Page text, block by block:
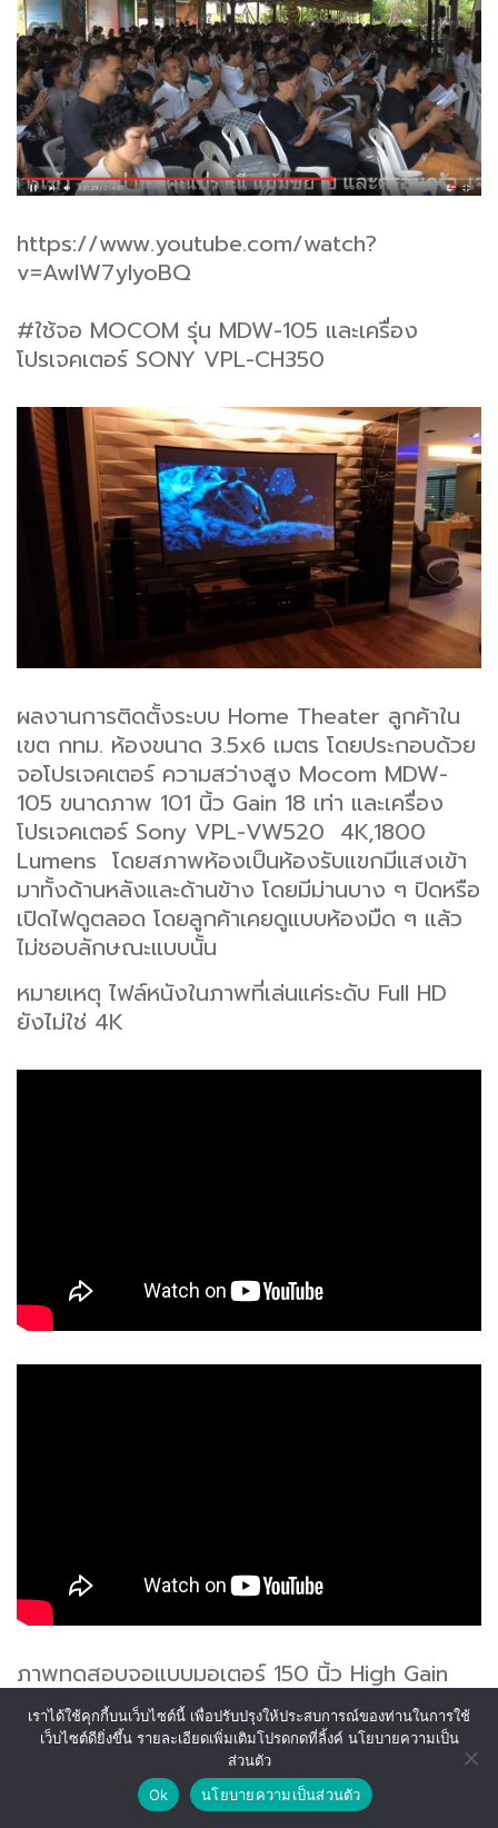
https://www.youtube.com/watch?
v=AwIW7yIyoBQ
#ใช้จอ MOCOM รุ่น MDW-105 และเครื่อง
โปรเจคเตอร์ SONY VPL-CH350
ผลงานการติดตั้งระบบ Home Theater ลูกค้าใน
เขต กทม. ห้องขนาด 3.5x6 เมตร โดยประกอบด้วย
จอโปรเจคเตอร์ ความสว่างสูง Mocom MDW-
105 ขนาดภาพ 101 นิ้ว Gain 18 เท่า และเครื่อง
โปรเจคเตอร์ Sony VPL-VW520 4K,1800
Lumens โดยสภาพห้องเป็นห้องรับแขกมีแสงเข้า
มาทั้งด้านหลังและด้านข้าง โดยมีม่านบาง ๆ ปิดหรือ
เปิดไฟดูตลอด โดยลูกค้าเคยดูแบบห้องมืด ๆ แล้ว
ไม่ชอบลักษณะแบบนั้น
หมายเหตุ ไฟล์หนังในภาพที่เล่นแค่ระดับ Full HD
ยังไม่ใช่ 4K
ภาพทดสอบจอแบบมอเตอร์ 150 นิ้ว High Gain
ชัด ๆ เหมือนทีวีจอยักษ์
เราได้ใช้คุกกี้บนเว็บไซต์นี้ เพื่อปรับปรุงให้ประสบการณ์ของท่านในการใช้
เว็บไซต์ดียิ่งขึ้น รายละเอียดเพิ่มเติมโปรดกดที่ลิ้งค์ นโยบายความเป็น
ส่วนตัว
Ok
นโยบายความเป็นส่วนตัว